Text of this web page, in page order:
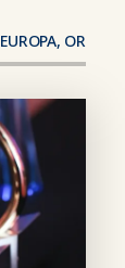
EUROPA,